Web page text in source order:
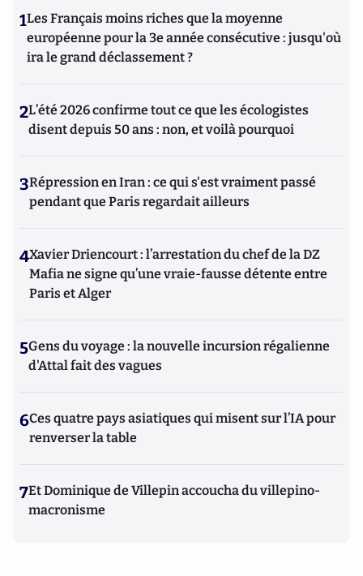
1Les Français moins riches que la moyenne
européenne pour la 3e année consécutive : jusqu'où
ira le grand déclassement ?
2L’été 2026 confirme tout ce que les écologistes
disent depuis 50 ans : non, et voilà pourquoi
3Répression en Iran : ce qui s'est vraiment passé
pendant que Paris regardait ailleurs
4Xavier Driencourt : l’arrestation du chef de la DZ
Mafia ne signe qu’une vraie-fausse détente entre
Paris et Alger
5Gens du voyage : la nouvelle incursion régalienne
d'Attal fait des vagues
6Ces quatre pays asiatiques qui misent sur l’IA pour
renverser la table
7Et Dominique de Villepin accoucha du villepino-
macronisme